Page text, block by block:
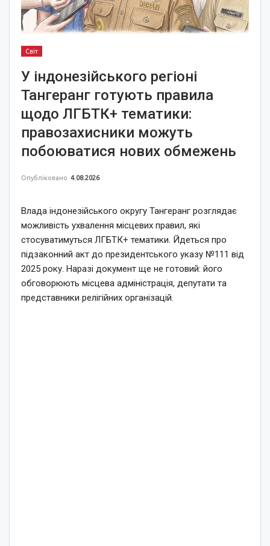
Світ
У індонезійського регіоні
Тангеранг готують правила
щодо ЛГБТК+ тематики:
правозахисники можуть
побоюватися нових обмежень
Опубліковано 4.08.2026
Влада індонезійського округу Тангеранг розглядає
можливість ухвалення місцевих правил, які
стосуватимуться ЛГБТК+ тематики. Йдеться про
підзаконний акт до президентського указу №111 від
2025 року. Наразі документ ще не готовий: його
обговорюють місцева адміністрація, депутати та
представники релігійних організацій.